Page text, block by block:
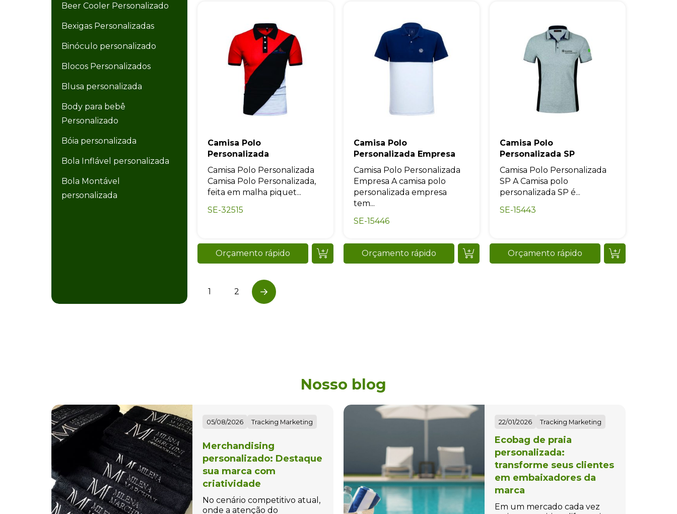
Beer Cooler Personalizado
Bexigas Personalizadas
Binóculo personalizado
Blocos Personalizados
Blusa personalizada
Body para bebê
Personalizado
Bóia personalizada
Bola Inflável personalizada
Bola Montável
personalizada
Bolinhas Anti-Stress
Personalizada
Bolsa Térmica Personalizada
Bolsas Personalizadas
Bolsas, Mochilas e Pastas
Bonés Personalizados
Camisa Polo
Personalizada
Camisa Polo Personalizada
Camisa Polo Personalizada,
feita em malha piquet...
SE-32515
Orçamento rápido
Camisa Polo
Personalizada Empresa
Camisa Polo Personalizada
Empresa A camisa polo
personalizada empresa
tem...
SE-15446
Orçamento rápido
Camisa Polo
Personalizada SP
Camisa Polo Personalizada
SP A Camisa polo
personalizada SP é...
SE-15443
Orçamento rápido
1 2 Next
Nosso blog
05/08/2026 Tracking Marketing
Merchandising
personalizado: Destaque
sua marca com
criatividade
No cenário competitivo atual,
onde a atenção do
22/01/2026 Tracking Marketing
Ecobag de praia
personalizada:
transforme seus clientes
em embaixadores da
marca
Em um mercado cada vez